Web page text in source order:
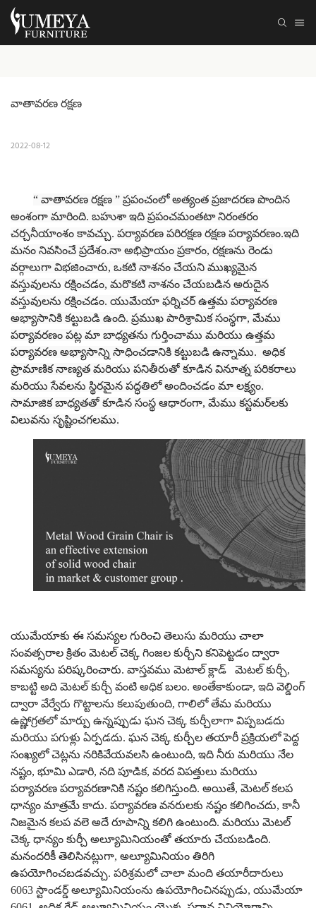
వాతావరణ రక్షణ
2022-08-12
“ వాతావరణ రక్షణ ” ప్రపంచంలో అత్యంత ప్రజాదరణ పొందిన
అంశంగా మారింది. బహుశా ఇది ప్రపంచమంతటా నిరంతరం
చర్చనీయాంశం కావచ్చు. పర్యావరణ పరిరక్షణ రక్షణ పర్యావరణం.ఇది
మనం నివసించే ప్రదేశం.నా అభిప్రాయం ప్రకారం, రక్షణను రెండు
వర్గాలుగా విభజించారు, ఒకటి నాశనం చేయని ముఖ్యమైన
వస్తువులను రక్షించడం, మరొకటి నాశనం చేయబడిన అరుదైన
వస్తువులను రక్షించడం. యుమేయా ఫర్నిచర్ ఉత్తమ పర్యావరణ
అభ్యాసానికి కట్టుబడి ఉంది. ప్రముఖ పారిశ్రామిక సంస్థగా, మేము
పర్యావరణం పట్ల మా బాధ్యతను గుర్తించాము మరియు ఉత్తమ
పర్యావరణ అభ్యాసాన్ని సాధించడానికి కట్టుబడి ఉన్నాము. అధిక
ప్రామాణిక నాణ్యత మరియు పనితీరుతో కూడిన వినూత్న పరికరాలు
మరియు సేవలను స్థిరమైన పద్ధతిలో అందించడం మా లక్ష్యం.
సామాజిక బాధ్యతతో కూడిన సంస్థ ఆధారంగా, మేము కస్టమర్‌లకు
విలువను సృష్టించగలము.
యుమేయాకు ఈ సమస్యల గురించి తెలుసు మరియు చాలా
సంవత్సరాల క్రితం మెటల్ చెక్క గింజల కుర్చీని కనిపెట్టడం ద్వారా
సమస్యను పరిష్కరించారు. వాస్తవము మెటాల్ క్లాడ్
మెటల్ కుర్చీ,
కాబట్టి అది మెటల్ కుర్చీ వంటి అధిక బలం. అంతేకాకుండా, ఇది వెల్డింగ్
ద్వారా వేర్వేరు గొట్టాలను కలుపుతుంది, గాలిలో తేమ మరియు
ఉష్ణోగ్రతలో మార్పు ఉన్నప్పుడు ఘన చెక్క కుర్చీలాగా విప్పబడదు
మరియు పగుళ్లు ఏర్పడదు. ఘన చెక్క కుర్చీల తయారీ ప్రక్రియలో పెద్ద
సంఖ్యలో చెట్లను నరికివేయవలసి ఉంటుంది, ఇది నీరు మరియు నేల
నష్టం, భూమి ఎడారి, నది పూడిక, వరద విపత్తులు మరియు
పర్యావరణ పర్యావరణానికి నష్టం కలిగిస్తుంది. అయితే, మెటల్ కలప
ధాన్యం మాత్రమే కాదు. పర్యావరణ వనరులకు నష్టం కలిగించదు, కానీ
నిజమైన కలప వలె అదే రూపాన్ని కలిగి ఉంటుంది. మరియు మెటల్
చెక్క ధాన్యం కుర్చీ అల్యూమినియంతో తయారు చేయబడింది.
మనందరికీ తెలిసినట్లుగా, అల్యూమినియం తిరిగి
ఉపయోగించబడవచ్చు. పరిశ్రమలో చాలా మంది తయారీదారులు
6063 స్టాండర్డ్ అల్యూమినియంను ఉపయోగించినప్పుడు, యుమేయా